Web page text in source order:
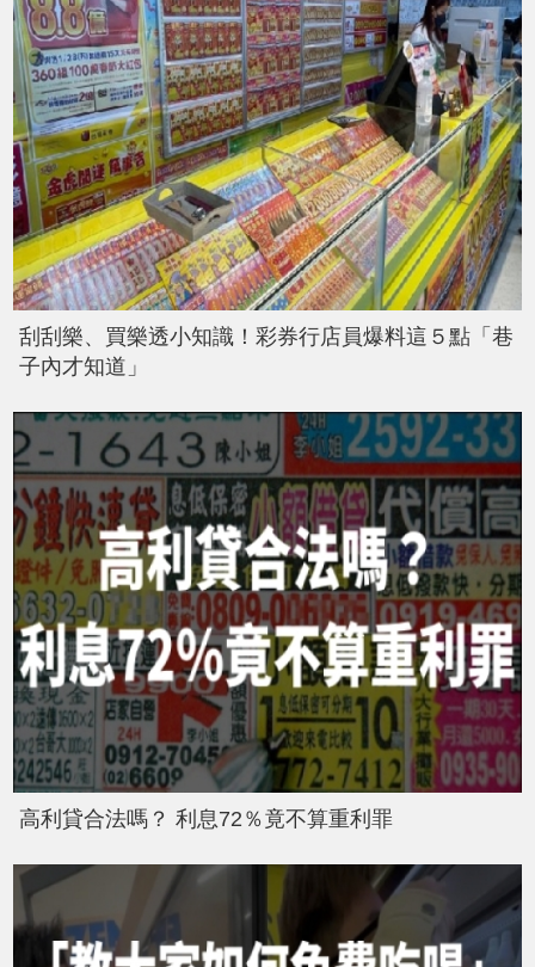
刮刮樂、買樂透小知識！彩券行店員爆料這５點「巷
子內才知道」
高利貸合法嗎？ 利息72％竟不算重利罪